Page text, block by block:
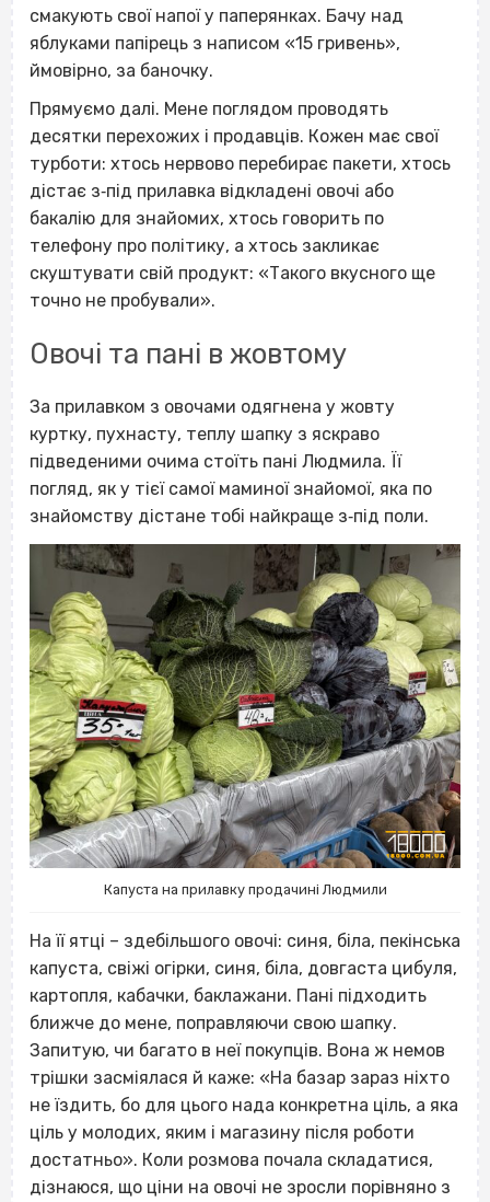
смакують свої напої у паперянках. Бачу над
яблуками папірець з написом «15 гривень»,
ймовірно, за баночку.
Прямуємо далі. Мене поглядом проводять
десятки перехожих і продавців. Кожен має свої
турботи: хтось нервово перебирає пакети, хтось
дістає з‐під прилавка відкладені овочі або
бакалію для знайомих, хтось говорить по
телефону про політику, а хтось закликає
скуштувати свій продукт: «Такого вкусного ще
точно не пробували».
Овочі та пані в жовтому
За прилавком з овочами одягнена у жовту
куртку, пухнасту, теплу шапку з яскраво
підведеними очима стоїть пані Людмила. Її
погляд, як у тієї самої маминої знайомої, яка по
знайомству дістане тобі найкраще з‐під поли.
Капуста на прилавку продачині Людмили
На її ятці – здебільшого овочі: синя, біла, пекінська
капуста, свіжі огірки, синя, біла, довгаста цибуля,
картопля, кабачки, баклажани. Пані підходить
ближче до мене, поправляючи свою шапку.
Запитую, чи багато в неї покупців. Вона ж немов
трішки засміялася й каже: «На базар зараз ніхто
не їздить, бо для цього нада конкретна ціль, а яка
ціль у молодих, яким і магазину після роботи
достатньо». Коли розмова почала складатися,
дізнаюся, що ціни на овочі не зросли порівняно з